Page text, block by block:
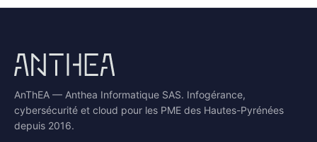
AnThEA — Anthea Informatique SAS. Infogérance,
cybersécurité et cloud pour les PME des Hautes-Pyrénées
depuis 2016.